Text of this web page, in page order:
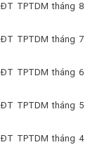
TPTDM tháng 8
TPTDM tháng 7
TPTDM tháng 6
TPTDM tháng 5
TPTDM tháng 4